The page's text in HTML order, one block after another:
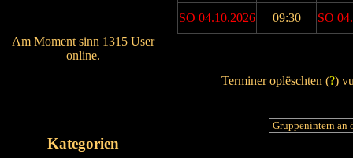
Am Moment sinn 1315 User
online.
Kategorien
SO 04.10.2026 09:30 SO
Terminer oplëschten (?)